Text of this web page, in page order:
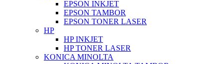
EPSON INKJET
EPSON TAMBOR
EPSON TONER LASER
HP
HP INKJET
HP TONER LASER
KONICA MINOLTA